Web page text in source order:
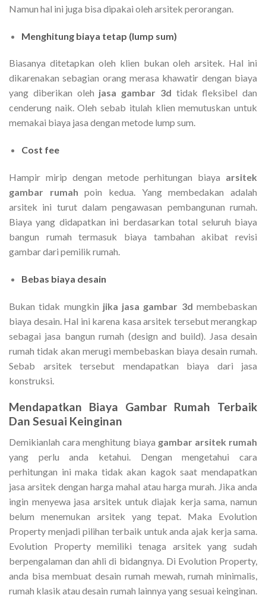
Namun hal ini juga bisa dipakai oleh arsitek perorangan.
Menghitung biaya tetap (lump sum)
Biasanya ditetapkan oleh klien bukan oleh arsitek. Hal ini
dikarenakan sebagian orang merasa khawatir dengan biaya
yang diberikan oleh jasa gambar 3d tidak fleksibel dan
cenderung naik. Oleh sebab itulah klien memutuskan untuk
memakai biaya jasa dengan metode lump sum.
Cost fee
Hampir mirip dengan metode perhitungan biaya arsitek
gambar rumah poin kedua. Yang membedakan adalah
arsitek ini turut dalam pengawasan pembangunan rumah.
Biaya yang didapatkan ini berdasarkan total seluruh biaya
bangun rumah termasuk biaya tambahan akibat revisi
gambar dari pemilik rumah.
Bebas biaya desain
Bukan tidak mungkin jika jasa gambar 3d membebaskan
biaya desain. Hal ini karena kasa arsitek tersebut merangkap
sebagai jasa bangun rumah (design and build). Jasa desain
rumah tidak akan merugi membebaskan biaya desain rumah.
Sebab arsitek tersebut mendapatkan biaya dari jasa
konstruksi.
Mendapatkan Biaya Gambar Rumah Terbaik
Dan Sesuai Keinginan
Demikianlah cara menghitung biaya gambar arsitek rumah
yang perlu anda ketahui. Dengan mengetahui cara
perhitungan ini maka tidak akan kagok saat mendapatkan
jasa arsitek dengan harga mahal atau harga murah. Jika anda
ingin menyewa jasa arsitek untuk diajak kerja sama, namun
belum menemukan arsitek yang tepat. Maka Evolution
Property menjadi pilihan terbaik untuk anda ajak kerja sama.
Evolution Property memiliki tenaga arsitek yang sudah
berpengalaman dan ahli di bidangnya. Di Evolution Property,
anda bisa membuat desain rumah mewah, rumah minimalis,
rumah klasik atau desain rumah lainnya yang sesuai keinginan.